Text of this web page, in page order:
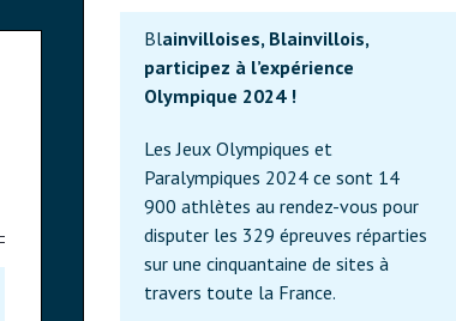
Blainvilloises, Blainvillois,
participez à l’expérience
Olympique 2024 !
Les Jeux Olympiques et
Paralympiques 2024 ce sont 14
900 athlètes au rendez-vous pour
disputer les 329 épreuves réparties
sur une cinquantaine de sites à
travers toute la France.